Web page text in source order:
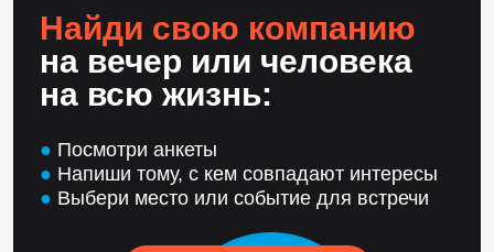
Найди свою компанию
на вечер или человека
на всю жизнь:
● Посмотри анкеты
● Напиши тому, с кем совпадают интересы
● Выбери место или событие для встречи